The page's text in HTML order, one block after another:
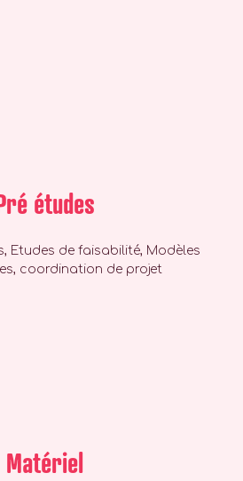
études
Etudes de faisabilité, Modèles
coordination de projet
Matériel